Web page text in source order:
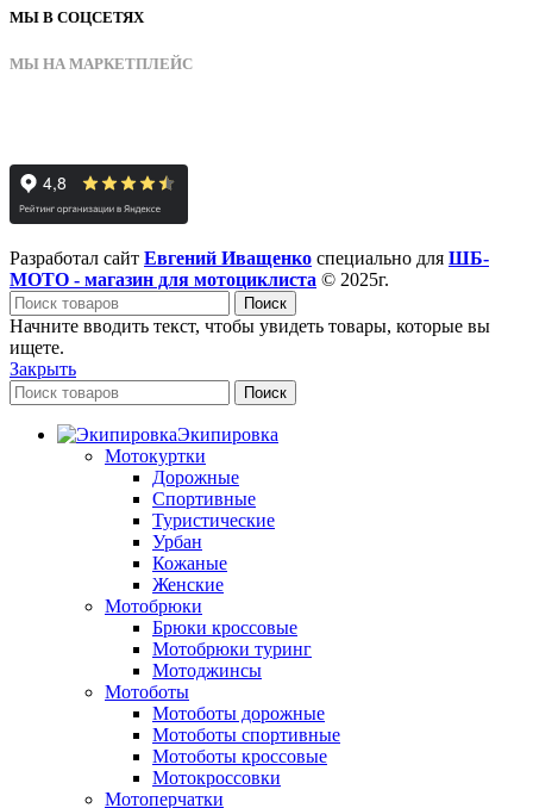
МЫ В СОЦСЕТЯХ
МЫ НА МАРКЕТПЛЕЙС
Разработал сайт Евгений Иващенко специально для ШБ-
МОТО - магазин для мотоциклиста © 2025г.
Поиск
Начните вводить текст, чтобы увидеть товары, которые вы
ищете.
Закрыть
Поиск
Экипировка
Мотокуртки
Дорожные
Спортивные
Туристические
Урбан
Кожаные
Женские
Мотобрюки
Брюки кроссовые
Мотобрюки туринг
Мотоджинсы
Мотоботы
Мотоботы дорожные
Мотоботы спортивные
Мотоботы кроссовые
Мотокроссовки
Мотоперчатки